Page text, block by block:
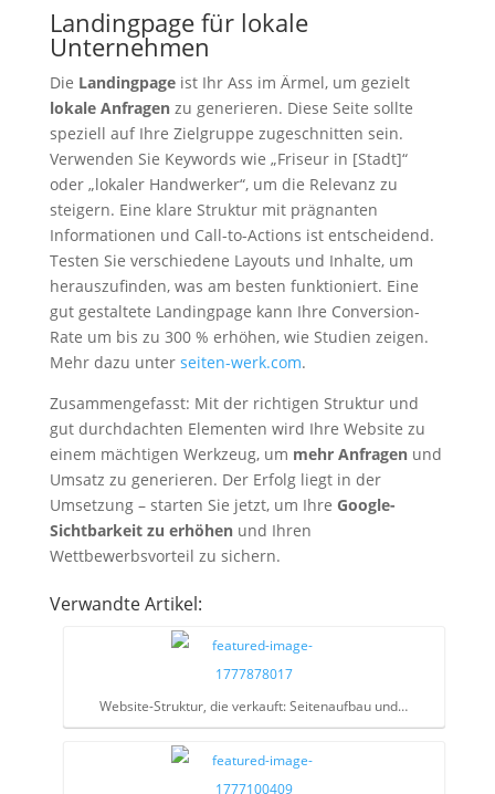
Landingpage für lokale
Unternehmen
Die Landingpageist Ihr Ass im Ärmel, um gezielt
lokale Anfragenzu generieren. Diese Seite sollte
speziell auf Ihre Zielgruppe zugeschnitten sein.
Verwenden Sie Keywords wie „Friseur in [Stadt]“
oder „lokaler Handwerker“, um die Relevanz zu
steigern. Eine klare Struktur mit prägnanten
Informationen und Call-to-Actions ist entscheidend.
Testen Sie verschiedene Layouts und Inhalte, um
herauszufinden, was am besten funktioniert. Eine
gut gestaltete Landingpage kann Ihre Conversion-
Rate um bis zu 300 % erhöhen, wie Studien zeigen.
Mehr dazu unter seiten-werk.com.
Zusammengefasst: Mit der richtigen Struktur und
gut durchdachten Elementen wird Ihre Website zu
einem mächtigen Werkzeug, um mehr Anfragenund
Umsatz zu generieren. Der Erfolg liegt in der
Umsetzung – starten Sie jetzt, um Ihre Google-
Sichtbarkeit zu erhöhenund Ihren
Wettbewerbsvorteil zu sichern.
Verwandte Artikel:
Website-Struktur, die verkauft: Seitenaufbau und…